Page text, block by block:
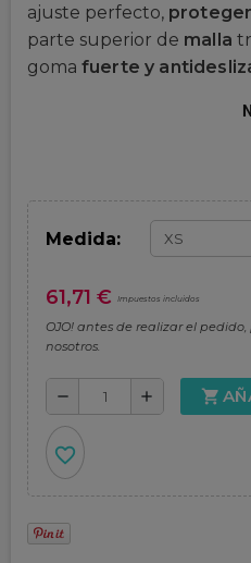
ajuste perfecto,
parte superior de malla
goma fuerte y
Medida:
61,71 € Impuestos incluidos
OJO! antes de realizar el
nosotros.
remove add shopping_cart
favorite_border